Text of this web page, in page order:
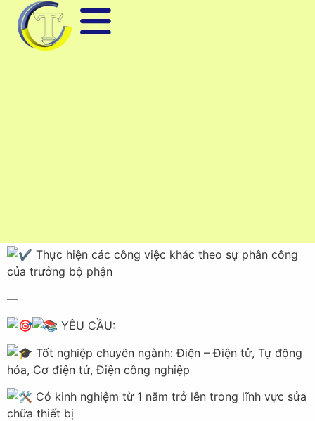
Làm việc tại: Tầng 4, Tòa nhà MB, 24 Lý Thái Tổ, P.
Đại Phúc, TP. Bắc Ninh
Số lượng: 01
Thực hiện các công việc khác theo sự phân công
của trưởng bộ phận
—
YÊU CẦU:
Tốt nghiệp chuyên ngành: Điện – Điện tử, Tự động
hóa, Cơ điện tử, Điện công nghiệp
Có kinh nghiệm từ 1 năm trở lên trong lĩnh vực sửa
chữa thiết bị